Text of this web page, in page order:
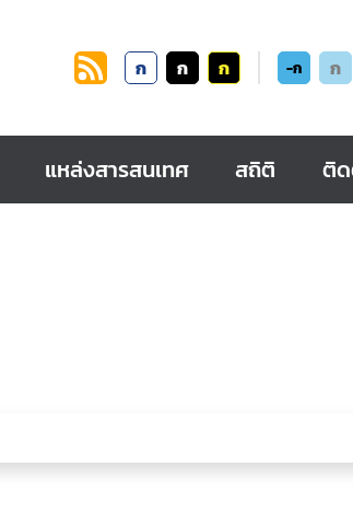
ก ก ก -ก ก
แหล่งสารสนเทศ สถิติ ติด